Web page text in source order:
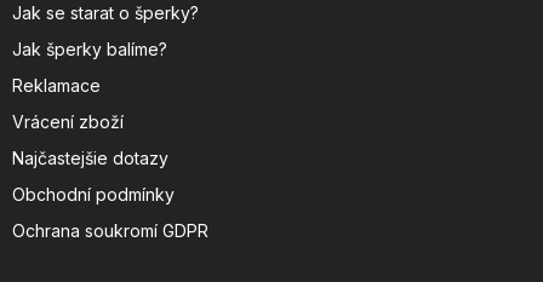
Jak se starat o šperky?
Jak šperky balíme?
Reklamace
Vrácení zboží
Najčastejšie dotazy
Obchodní podmínky
Ochrana soukromí GDPR